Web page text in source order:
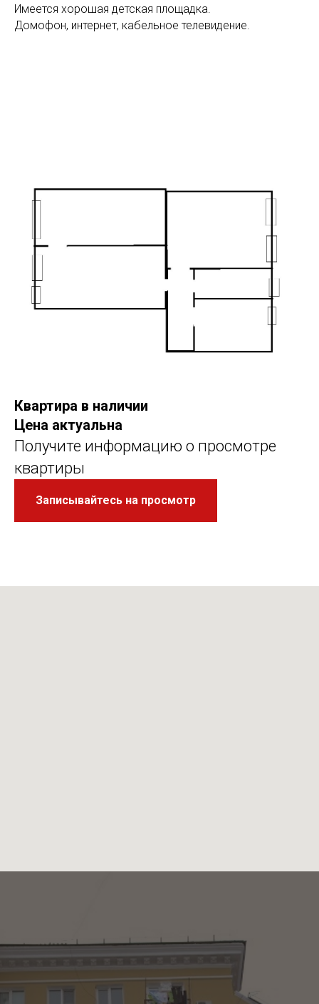
Имеется хорошая детская площадка.
Домофон, интернет, кабельное телевидение.
Квартира в наличии
Цена актуальна
Получите информацию о просмотре
квартиры
Записывайтесь на просмотр